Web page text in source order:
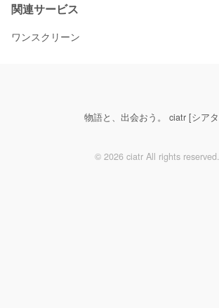
関連サービス
ワンスクリーン
物語と、出会おう。 ciatr [シア
© 2026 ciatr All rights reserved.